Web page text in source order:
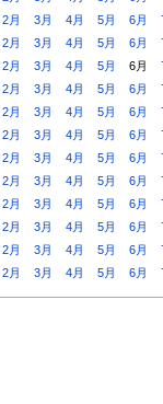
2月 3月 4月 5月 6月
2月 3月 4月 5月 6月
2月 3月 4月 5月 6月
2月 3月 4月 5月 6月
2月 3月 4月 5月 6月
2月 3月 4月 5月 6月
2月 3月 4月 5月 6月
2月 3月 4月 5月 6月
2月 3月 4月 5月 6月
2月 3月 4月 5月 6月
2月 3月 4月 5月 6月
2月 3月 4月 5月 6月